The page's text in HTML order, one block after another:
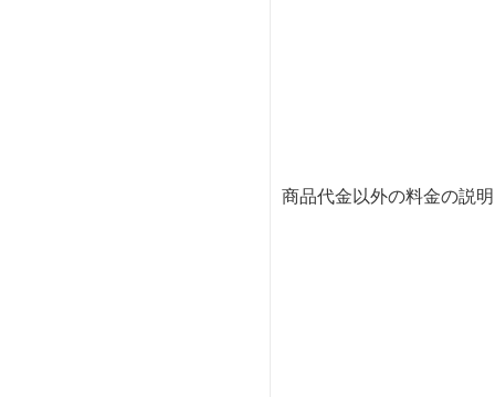
商品代金以外の料金の説明